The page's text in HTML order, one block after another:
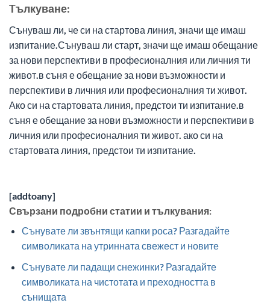
Tълкуване:
Сънуваш ли, че си на стартова линия, значи ще имаш
изпитание.Сънуваш ли старт, значи ще имаш обещание
за нови перспективи в професионалния или личния ти
живот.в съня е обещание за нови възможности и
перспективи в личния или професионалния ти живот.
Ако си на стартовата линия, предстои ти изпитание.в
съня е обещание за нови възможности и перспективи в
личния или професионалния ти живот. ако си на
стартовата линия, предстои ти изпитание.
[addtoany]
Свързани подробни статии и тълкувания:
Сънувате ли звънтящи капки роса? Разгадайте
символиката на утринната свежест и новите
Сънувате ли падащи снежинки? Разгадайте
символиката на чистотата и преходността в
сънищата